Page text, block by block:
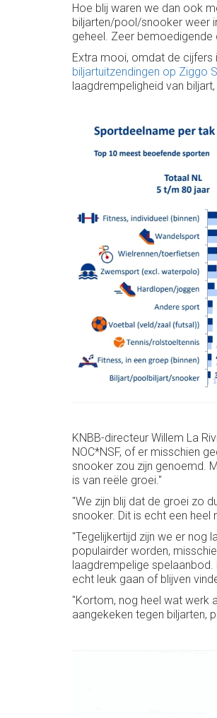
Hoe blij waren we dan ook
biljarten/pool/snooker weer
geheel. Zeer bemoedigende
Extra mooi, omdat de cijfers
biljartuitzendingen op Ziggo
laagdrempeligheid van
KNBB-directeur Willem La
NOC*NSF, of er misschien
snooker zou zijn genoemd.
is van reële groei."
"We zijn blij dat de groei zo
snooker. Dit is echt een
"Tegelijkertijd zijn we er nog
populairder worden,
laagdrempelige
echt leuk gaan of blijven
"Kortom, nog heel wat werk
aangekeken tegen biljarten,